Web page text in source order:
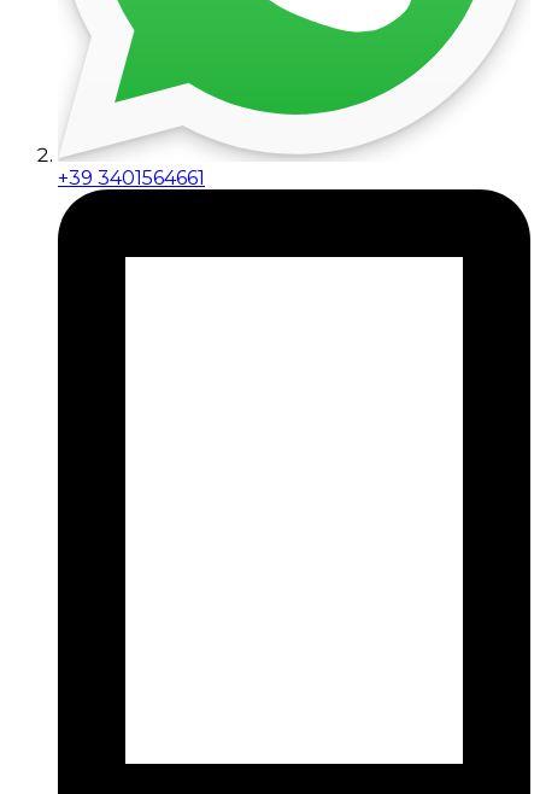
+39 3401564661